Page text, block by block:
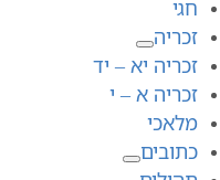
חגי
זכריה
זכריה יא – יד
זכריה א – י
מלאכי
כתובים